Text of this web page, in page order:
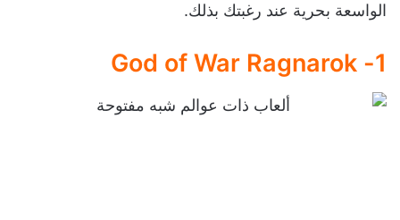
الواسعة بحرية عند رغبتك بذلك.
1- God of War Ragnarok